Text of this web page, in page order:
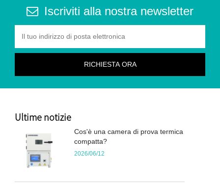
Iscriviti alla nostra newsletter
Ultime notizie
Cos'è una camera di prova termica
compatta?
2026/06/12